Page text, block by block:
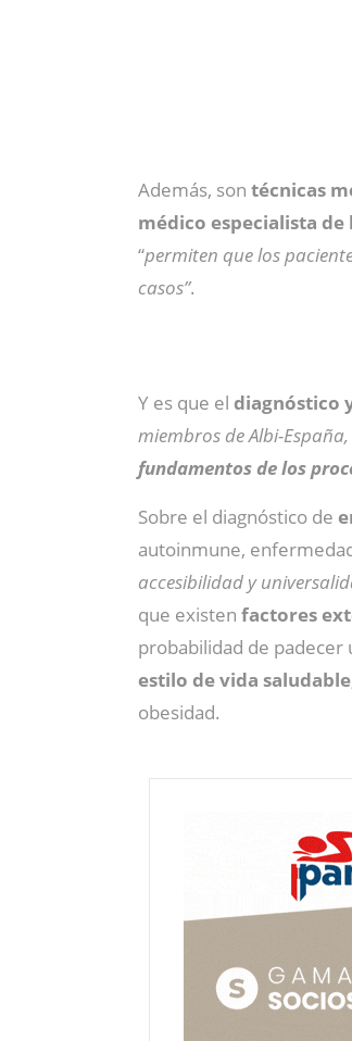
Además, son técnicas
médico especialista
“permiten que los
casos”.
Y es que el diagnóstico
miembros de Albi-
fundamentos de los
Sobre el diagnóstico de
autoinmune,
accesibilidad y
que existen factores
probabilidad de
estilo de vida
obesidad.